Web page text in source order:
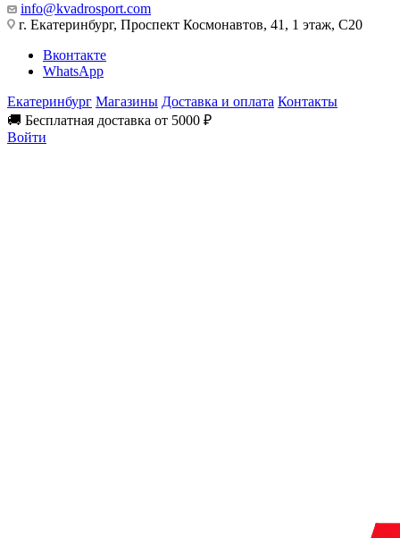
info@kvadrosport.com
г. Екатеринбург, Проспект Космонавтов, 41, 1 этаж, С20
Вконтакте
WhatsApp
Екатеринбург Магазины Доставка и оплата Контакты
🚚 Бесплатная доставка от 5000 ₽
Войти